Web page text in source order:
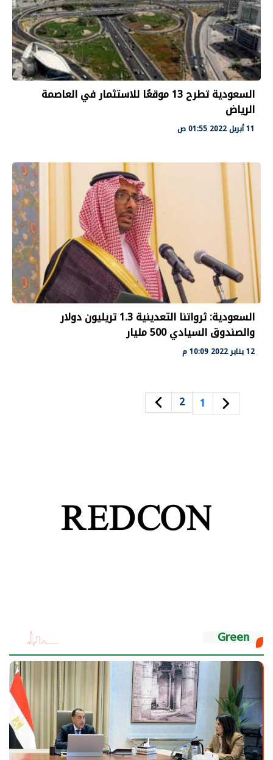
السعودية تطرح 13 موقعًا للاستثمار في العاصمة
الرياض
11 أبريل 2022 01:55 ص
السعودية: ثرواتنا التعدينية 1.3 تريليون دولار
والصندوق السيادي 500 مليار
12 يناير 2022 10:09 م
1
2
Green